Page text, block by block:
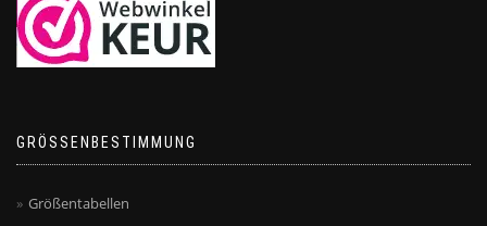
GRÖSSENBESTIMMUNG
Größentabellen